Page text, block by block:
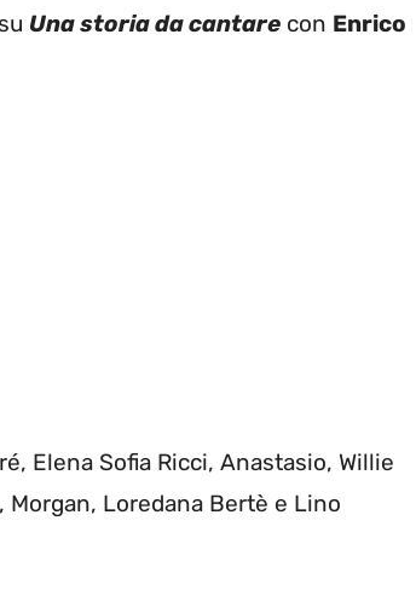
Una storia da cantare con Enrico
Elena Sofia Ricci, Anastasio, Willie
Morgan, Loredana Bertè e Lino